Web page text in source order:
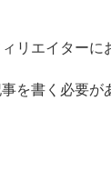
リエイターに
を書く必要が